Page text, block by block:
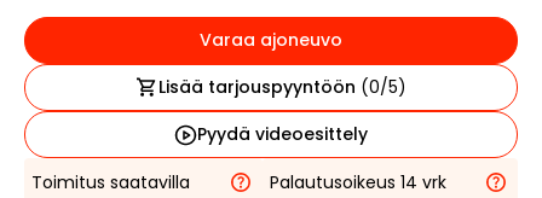
Varaa ajoneuvo
Lisää tarjouspyyntöön (0/5)
Pyydä videoesittely
Toimitus saatavilla
Palautusoikeus 14 vrk